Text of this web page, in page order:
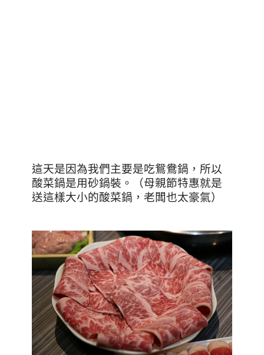
這天是因為我們主要是吃鴛鴦鍋，所以
酸菜鍋是用砂鍋裝。（母親節特惠就是
送這樣大小的酸菜鍋，老闆也太豪氣）